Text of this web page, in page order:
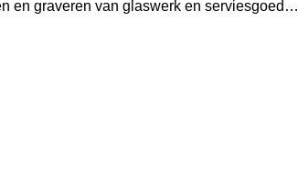
en graveren van glaswerk en serviesgoed…